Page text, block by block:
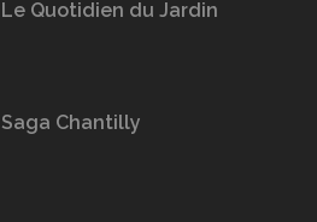
Le Quotidien du Jardin
Saga Chantilly